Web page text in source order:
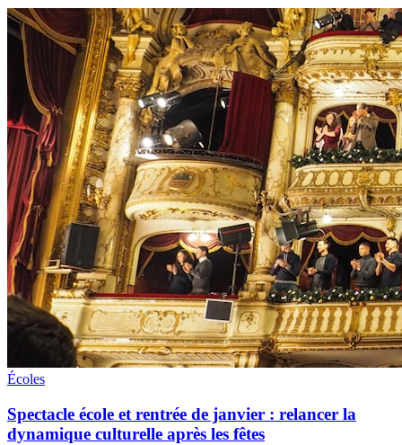
Écoles
Spectacle école et rentrée de janvier : relancer la
dynamique culturelle après les fêtes